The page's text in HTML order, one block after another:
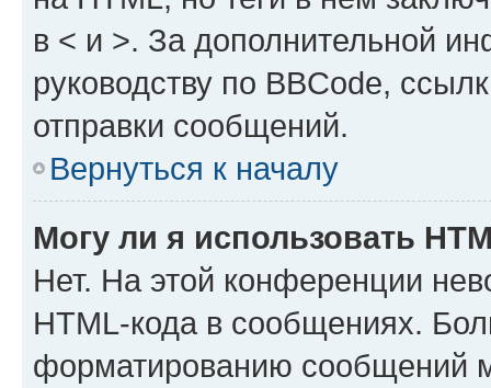
в < и >. За дополнительной
руководству по BBCode,
отправки сообщений.
Вернуться к началу
Могу ли я использовать
Нет. На этой конференции
HTML-кода в сообщениях.
форматированию сообщений